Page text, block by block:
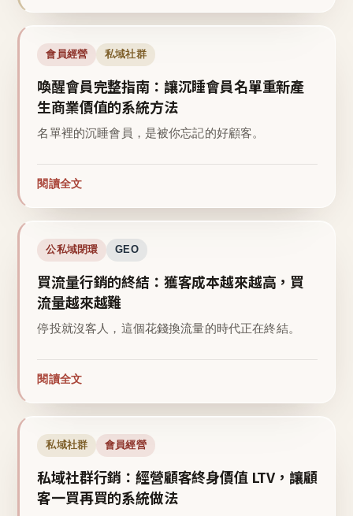
會員經營 私域社群
喚醒會員完整指南：讓沉睡會員名單重新產
生商業價值的系統方法
名單裡的沉睡會員，是被你忘記的好顧客。
閱讀全文
公私域閉環 GEO
買流量行銷的終結：獲客成本越來越高，買
流量越來越難
停投就沒客人，這個花錢換流量的時代正在終結。
閱讀全文
私域社群 會員經營
私域社群行銷：經營顧客終身價值 LTV，讓顧
客一買再買的系統做法